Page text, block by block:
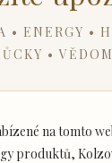
• ENERGY •
•
na tomto
produktů,